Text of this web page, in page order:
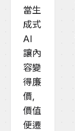
當生
成式
AI
讓內
容變
得廉
價,
價值
便遷